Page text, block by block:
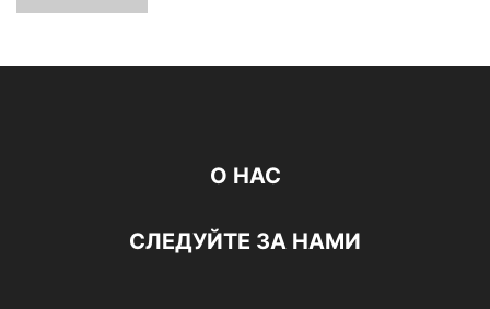
О НАС
СЛЕДУЙТЕ ЗА НАМИ